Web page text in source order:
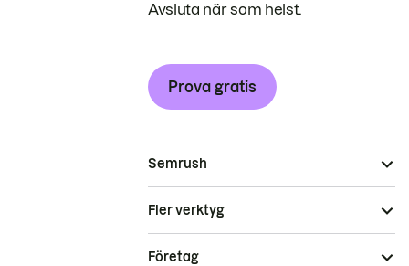
Avsluta när som helst.
Prova gratis
Semrush
Fler verktyg
Företag